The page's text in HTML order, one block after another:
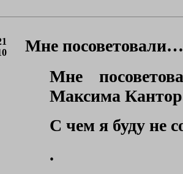
Мне посоветовали…
Мне
Максима
С чем я буду не
.